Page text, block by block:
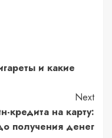
и какие
Next
кредита на карту:
получения денег